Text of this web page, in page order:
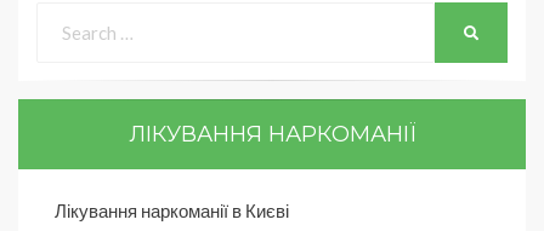
ЛІКУВАННЯ НАРКОМАНІЇ
Лікування наркоманії в Києві